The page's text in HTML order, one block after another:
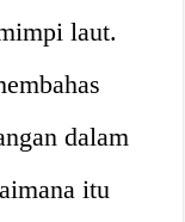
laut.
dalam
itu